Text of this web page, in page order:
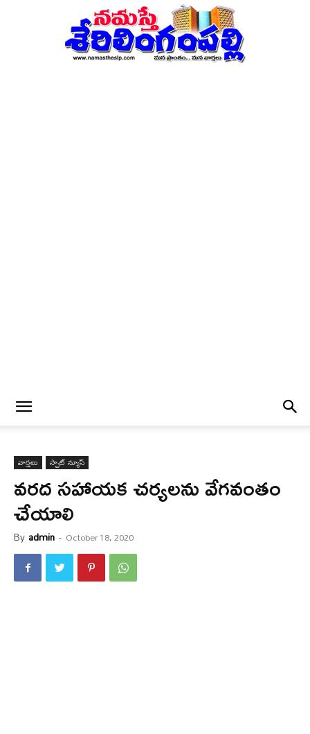
వార్త‌లు స్పాట్ న్యూస్
వ‌ర‌ద స‌హాయ‌క చ‌ర్య‌ల‌ను వేగ‌వంతం
చేయాలి
By admin - October 18, 2020